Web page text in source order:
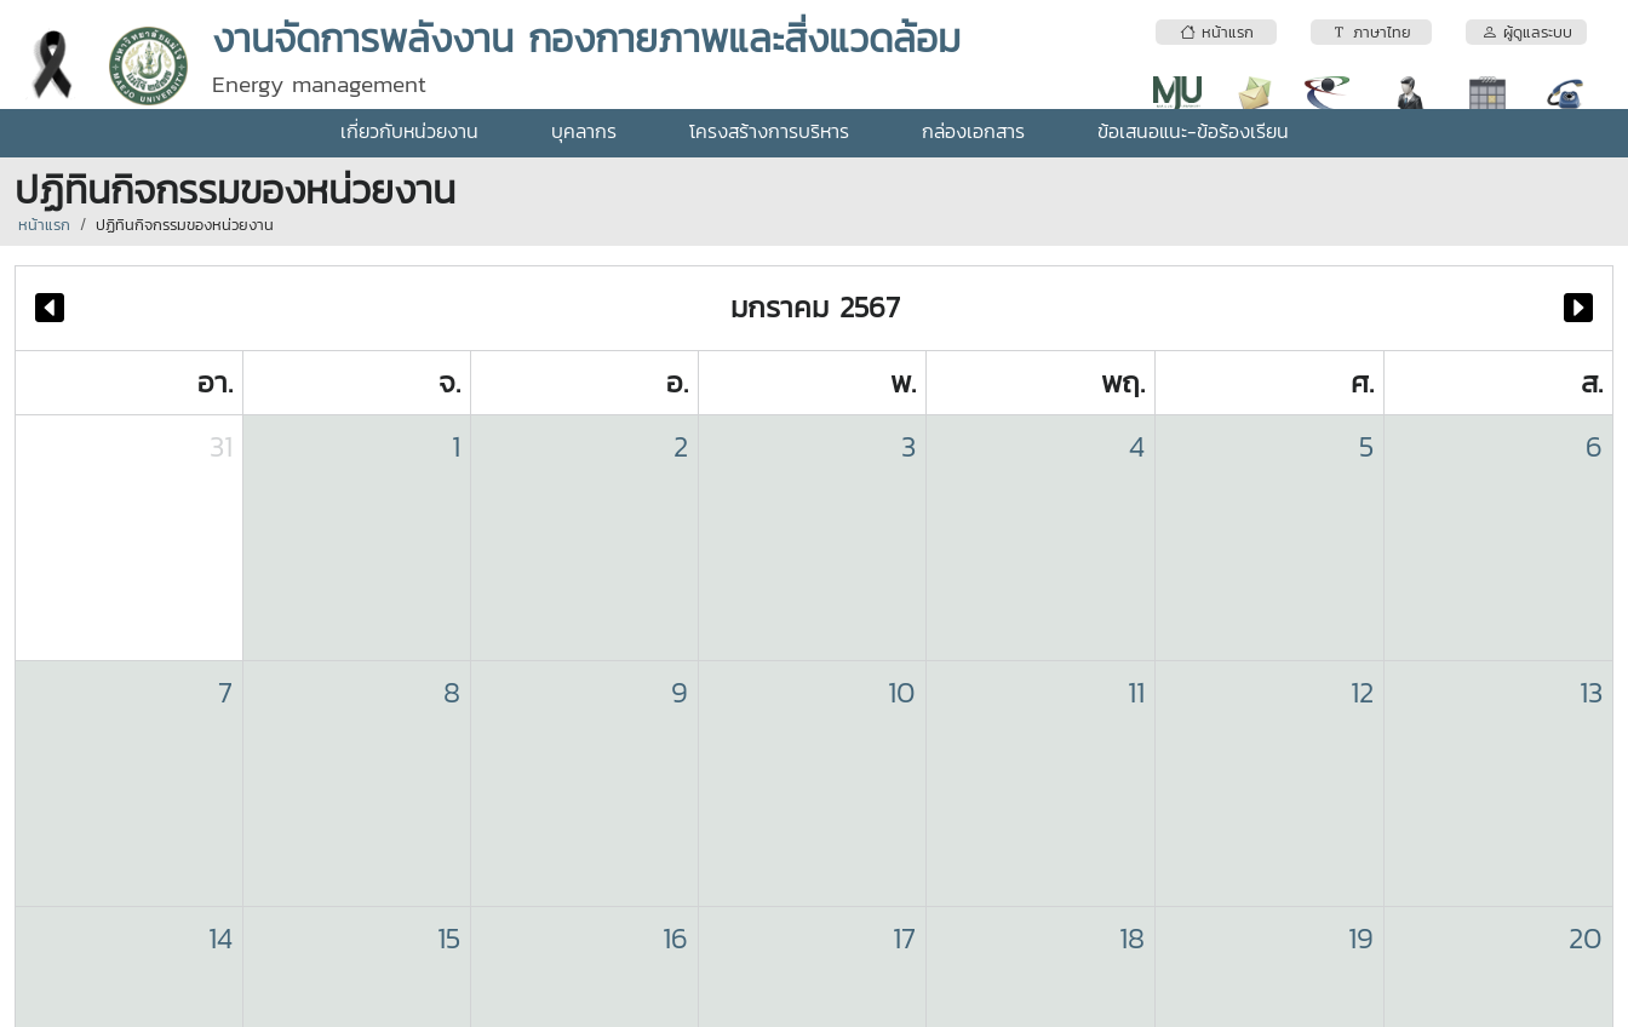
หน้าแรก ภาษาไทย ผู้ดูแลระบบ
งานจัดการพลังงาน กองกายภาพและสิ่งแวดล้อม
Energy management
เกี่ยวกับหน่วยงาน บุคลากร โครงสร้างการบริหาร กล่องเอกสาร ข้อเสนอแนะ-ข้อร้องเรียน
ปฏิทินกิจกรรมของหน่วยงาน
หน้าแรก ปฏิทินกิจกรรมของหน่วยงาน
มกราคม 2567
อา.
จ. อ. พ. พฤ. ศ.
ส.
31
1 2 3 4 5 6
7 8 9 10 11 12 13
14 15 16 17 18 19 20